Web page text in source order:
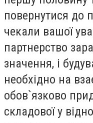
повернутися до
чекали вашої
партнерство
значення, i
необхiдно на
обов`язково
складової у